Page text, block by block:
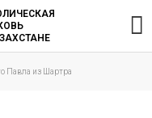
Павла из Шартра